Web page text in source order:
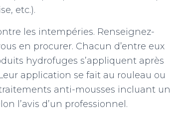
etc.).
les intempéries. Renseignez-
en procurer. Chacun d’entre eux
hydrofuges s’appliquent après
application se fait au rouleau ou
anti-mousses incluant un
l’avis d’un professionnel.